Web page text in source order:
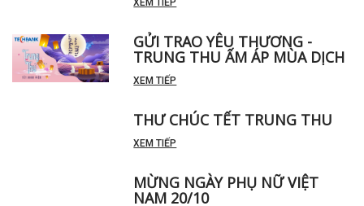
GỬI TRAO YÊU THƯƠNG -
TRUNG THU ẤM ÁP MÙA DỊCH
XEM TIẾP
THƯ CHÚC TẾT TRUNG THU
XEM TIẾP